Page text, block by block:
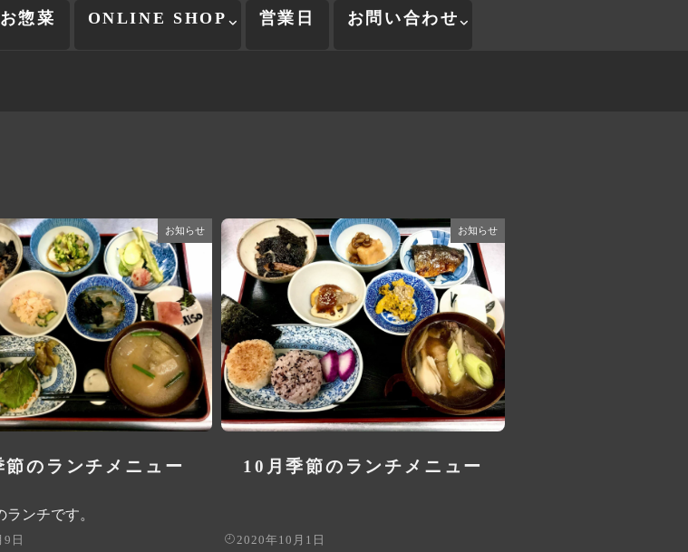
お惣菜 ONLINE SHOP 営業日 お問い合わせ
お知らせ
節のランチメニュー
ランチです。
日
お知らせ
10月季節のランチメニュー
2020年10月1日